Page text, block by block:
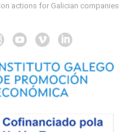
actions for Galician companies.